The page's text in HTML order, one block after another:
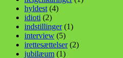
hyldest (4)
idioti (2)
indstillinger(1)
interview (5)
irettesættelser(2)
jubilæum (1)